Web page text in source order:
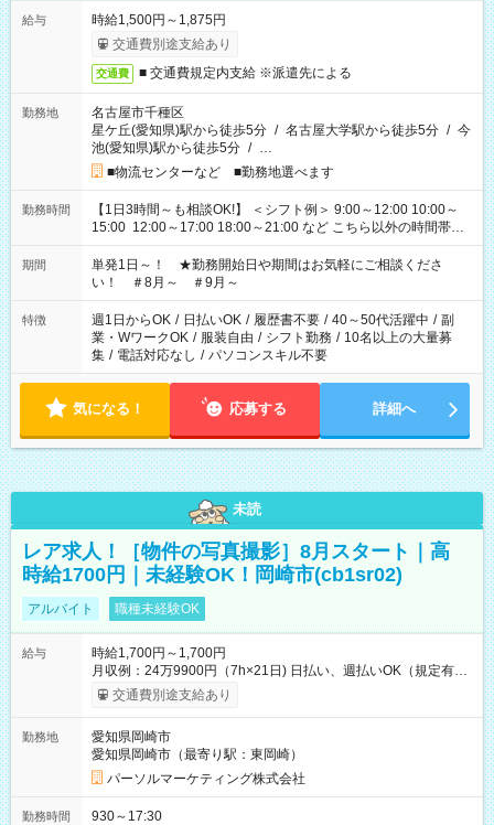
給与
時給1,500円～1,875円
交通費別途支給あり
交通費 ■ 交通費規定内支給 ※派遣先による
勤務地
名古屋市千種区
星ケ丘(愛知県)駅から徒歩5分 / 名古屋大学駅から徒歩5分 / 今
池(愛知県)駅から徒歩5分 / …
■物流センターなど ■勤務地選べます
勤務時間
【1日3時間～も相談OK!】 ＜シフト例＞ 9:00～12:00 10:00～
15:00 12:00～17:00 18:00～21:00 など こちら以外の時間帯も
お気軽にご相談ください！
期間
単発1日～！ ★勤務開始日や期間はお気軽にご相談くださ
い！ ＃8月～ ＃9月～
特徴 週1日からOK / 日払いOK / 履歴書不要 / 40～50代活躍中 / 副
業・WワークOK / 服装自由 / シフト勤務 / 10名以上の大量募
集 / 電話対応なし / パソコンスキル不要
気になる！ 応募する 詳細へ
未読
レア求人！［物件の写真撮影］8月スタート｜高
時給1700円｜未経験OK！岡崎市(cb1sr02)
アルバイト 職種未経験OK
給与
時給1,700円～1,700円
月収例：24万9900円（7h×21日) 日払い、週払いOK（規定有
り） 【試用期間】試用期間なし
交通費別途支給あり
勤務地
愛知県岡崎市
愛知県岡崎市（最寄り駅：東岡崎）
パーソルマーケティング株式会社
勤務時間
930～17:30